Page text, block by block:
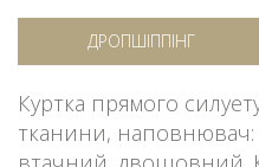
ДРОПШІППІНГ
Куртка прямого
тканини, наповнювач: